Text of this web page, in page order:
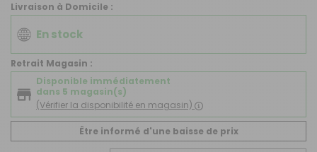
Livraison à Domicile :
En stock
Retrait Magasin :
Disponible immédiatement
dans 5 magasin(s)
(Vérifier la disponibilité en magasin)
Être informé d'une baisse de prix